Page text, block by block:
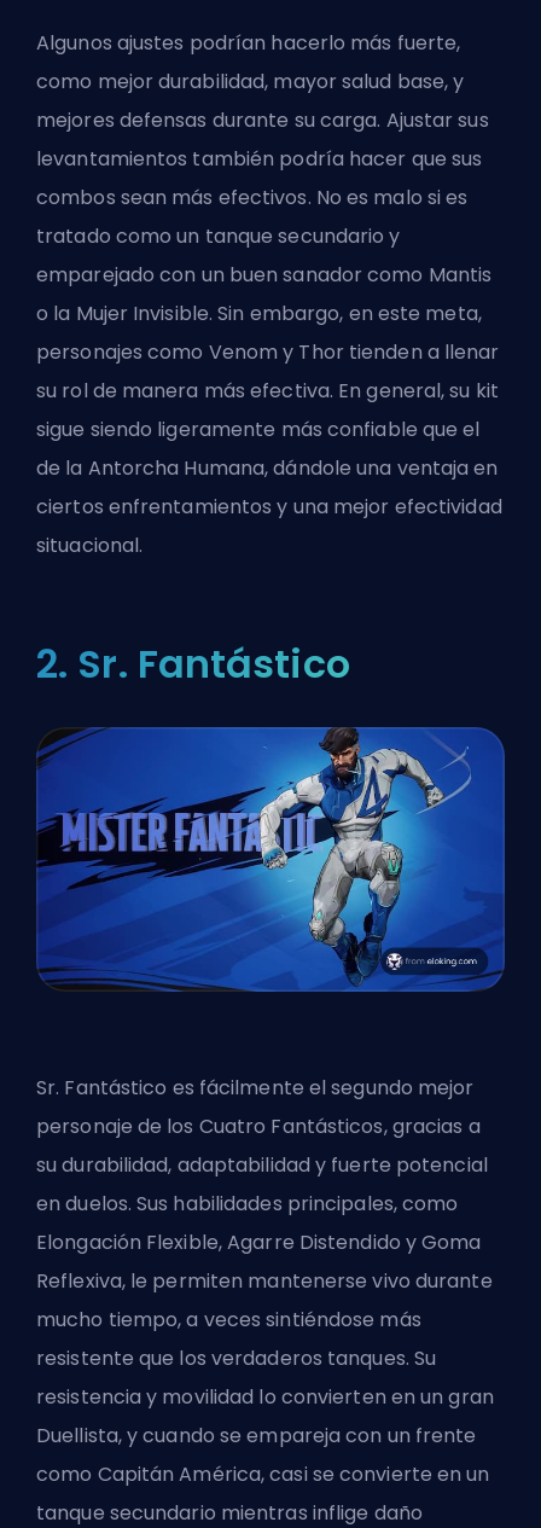
Algunos ajustes podrían hacerlo más fuerte,
como mejor durabilidad, mayor salud base, y
mejores defensas durante su carga. Ajustar sus
levantamientos también podría hacer que sus
combos sean más efectivos. No es malo si es
tratado como un tanque secundario y
emparejado con un buen sanador como Mantis
o la Mujer Invisible. Sin embargo, en este meta,
personajes como Venom y Thor tienden a llenar
su rol de manera más efectiva. En general, su kit
sigue siendo ligeramente más confiable que el
de la Antorcha Humana, dándole una ventaja en
ciertos enfrentamientos y una mejor efectividad
situacional.
2. Sr. Fantástico
Sr. Fantástico es fácilmente el segundo mejor
personaje de los Cuatro Fantásticos, gracias a
su durabilidad, adaptabilidad y fuerte potencial
en duelos. Sus habilidades principales, como
Elongación Flexible, Agarre Distendido y Goma
Reflexiva, le permiten mantenerse vivo durante
mucho tiempo, a veces sintiéndose más
resistente que los verdaderos tanques. Su
resistencia y movilidad lo convierten en un gran
Duellista, y cuando se empareja con un frente
como Capitán América, casi se convierte en un
tanque secundario mientras inflige daño